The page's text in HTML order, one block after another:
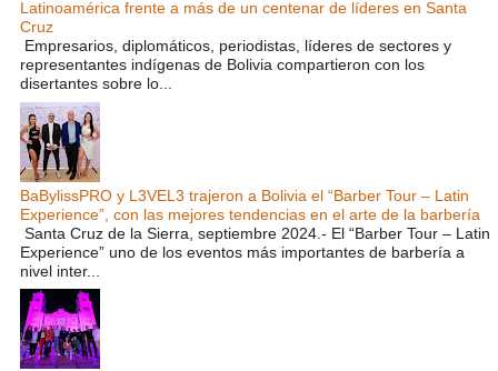
Latinoamérica frente a más de un centenar de líderes en Santa
Cruz
Empresarios, diplomáticos, periodistas, líderes de sectores y
representantes indígenas de Bolivia compartieron con los
disertantes sobre lo...
BaBylissPRO y L3VEL3 trajeron a Bolivia el “Barber Tour – Latin
Experience”, con las mejores tendencias en el arte de la barbería
Santa Cruz de la Sierra, septiembre 2024.- El “Barber Tour – Latin
Experience” uno de los eventos más importantes de barbería a
nivel inter...